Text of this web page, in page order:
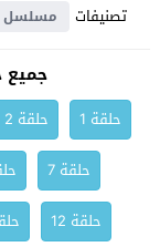
تصنيفات
مسلسل
جميع
حلقة 1 حلقة 2
حلقة 7
حلقة 12